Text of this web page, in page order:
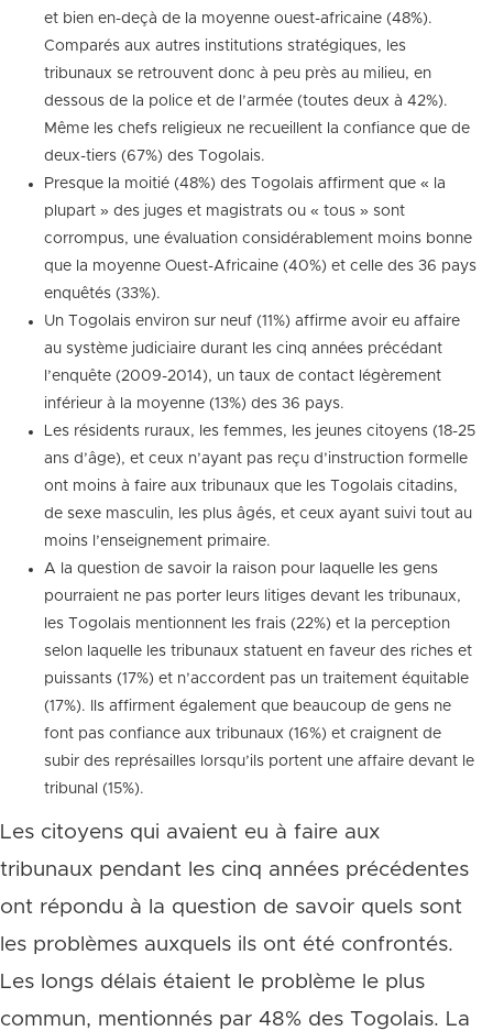
et bien en-deçà de la moyenne ouest-africaine (48%).
Comparés aux autres institutions stratégiques, les
tribunaux se retrouvent donc à peu près au milieu, en
dessous de la police et de l’armée (toutes deux à 42%).
Même les chefs religieux ne recueillent la confiance que de
deux-tiers (67%) des Togolais.
Presque la moitié (48%) des Togolais affirment que « la
plupart » des juges et magistrats ou « tous » sont
corrompus, une évaluation considérablement moins bonne
que la moyenne Ouest-Africaine (40%) et celle des 36 pays
enquêtés (33%).
Un Togolais environ sur neuf (11%) affirme avoir eu affaire
au système judiciaire durant les cinq années précédant
l’enquête (2009-2014), un taux de contact légèrement
inférieur à la moyenne (13%) des 36 pays.
Les résidents ruraux, les femmes, les jeunes citoyens (18-25
ans d’âge), et ceux n’ayant pas reçu d’instruction formelle
ont moins à faire aux tribunaux que les Togolais citadins,
de sexe masculin, les plus âgés, et ceux ayant suivi tout au
moins l’enseignement primaire.
A la question de savoir la raison pour laquelle les gens
pourraient ne pas porter leurs litiges devant les tribunaux,
les Togolais mentionnent les frais (22%) et la perception
selon laquelle les tribunaux statuent en faveur des riches et
puissants (17%) et n’accordent pas un traitement équitable
(17%). Ils affirment également que beaucoup de gens ne
font pas confiance aux tribunaux (16%) et craignent de
subir des représailles lorsqu’ils portent une affaire devant le
tribunal (15%).
Les citoyens qui avaient eu à faire aux
tribunaux pendant les cinq années précédentes
ont répondu à la question de savoir quels sont
les problèmes auxquels ils ont été confrontés.
Les longs délais étaient le problème le plus
commun, mentionnés par 48% des Togolais. La